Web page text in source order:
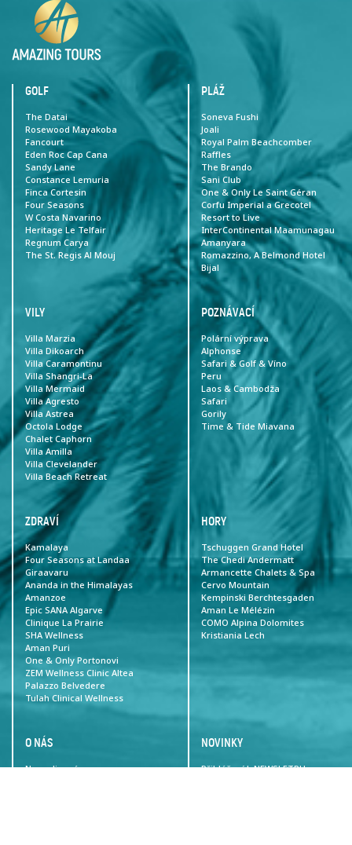
GOLF
The Datai
Rosewood Mayakoba
Fancourt
Eden Roc Cap Cana
Sandy Lane
Constance Lemuria
Finca Cortesin
Four Seasons
W Costa Navarino
Heritage Le Telfair
Regnum Carya
The St. Regis Al Mouj
PLÁŽ
Soneva Fushi
Joali
Royal Palm Beachcomber
Raffles
The Brando
Sani Club
One & Only Le Saint Géran
Corfu Imperial a Grecotel
Resort to Live
InterContinental Maamunagau
Amanyara
Romazzino, A Belmond Hotel
Bijal
VILY
Villa Marzia
Villa Dikoarch
Villa Caramontinu
Villa Shangri-La
Villa Mermaid
Villa Agresto
Villa Astrea
Octola Lodge
Chalet Caphorn
Villa Amilla
Villa Clevelander
Villa Beach Retreat
POZNÁVACÍ
Polární výprava
Alphonse
Safari & Golf & Víno
Peru
Laos & Cambodža
Safari
Gorily
Time & Tide Miavana
ZDRAVÍ
Kamalaya
Four Seasons at Landaa
Giraavaru
Ananda in the Himalayas
Amanzoe
Epic SANA Algarve
Clinique La Prairie
SHA Wellness
Aman Puri
One & Only Portonovi
ZEM Wellness Clinic Altea
Palazzo Belvedere
Tulah Clinical Wellness
HORY
Tschuggen Grand Hotel
The Chedi Andermatt
Armancette Chalets & Spa
Cervo Mountain
Kempinski Berchtesgaden
Aman Le Mélézin
COMO Alpina Dolomites
Kristiania Lech
O NÁS
Napsali o nás
NOVINKY
Přihlášení k NEWSLETRU